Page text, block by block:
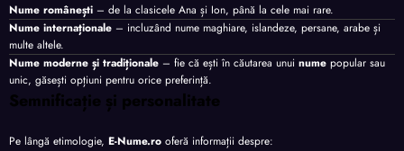
Nume românești – de la clasicele Ana și Ion, până la cele mai rare.
Nume internaționale – incluzând nume maghiare, islandeze, persane, arabe și
multe altele.
Nume moderne și tradiționale – fie că ești în căutarea unui nume popular sau
unic, găsești opțiuni pentru orice preferință.
Semnificație și personalitate
Pe lângă etimologie, E-Nume.ro oferă informații despre: